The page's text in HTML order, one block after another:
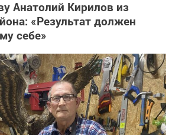
Анатолий Кирилов из
«Результат должен
себе»